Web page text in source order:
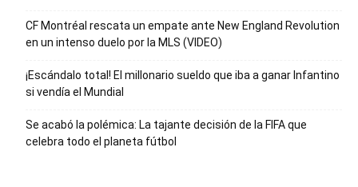
CF Montréal rescata un empate ante New England Revolution
en un intenso duelo por la MLS (VIDEO)
¡Escándalo total! El millonario sueldo que iba a ganar Infantino
si vendía el Mundial
Se acabó la polémica: La tajante decisión de la FIFA que
celebra todo el planeta fútbol